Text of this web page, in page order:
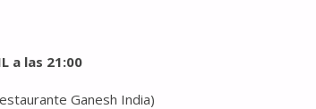
a las 21:00
Ganesh India)